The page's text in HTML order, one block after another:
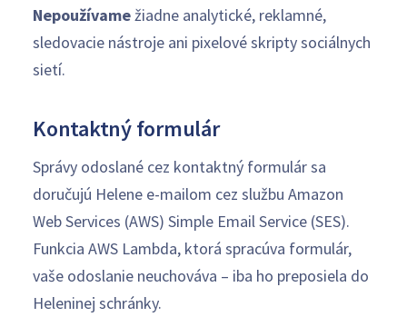
Nepoužívamežiadne analytické, reklamné,
sledovacie nástroje ani pixelové skripty sociálnych
sietí.
Kontaktný formulár
Správy odoslané cez kontaktný formulár sa
doručujú Helene e-mailom cez službu Amazon
Web Services (AWS) Simple Email Service (SES).
Funkcia AWS Lambda, ktorá spracúva formulár,
vaše odoslanie neuchováva – iba ho preposiela do
Heleninej schránky.